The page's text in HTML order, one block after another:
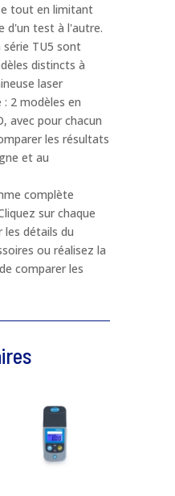
tout en limitant
d'un test à l'autre.
TU5 sont
distincts à
laser
2 modèles en
avec pour chacun
les résultats
et au
complète
sur chaque
les détails du
ou réalisez la
comparer les